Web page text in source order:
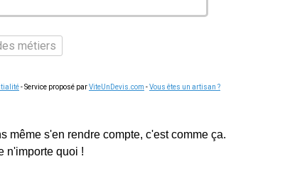
métiers
- Service proposé parViteUnDevis.com -Vous êtes un artisan ?
même s'en rendre compte, c'est comme ça.
n'importe quoi !